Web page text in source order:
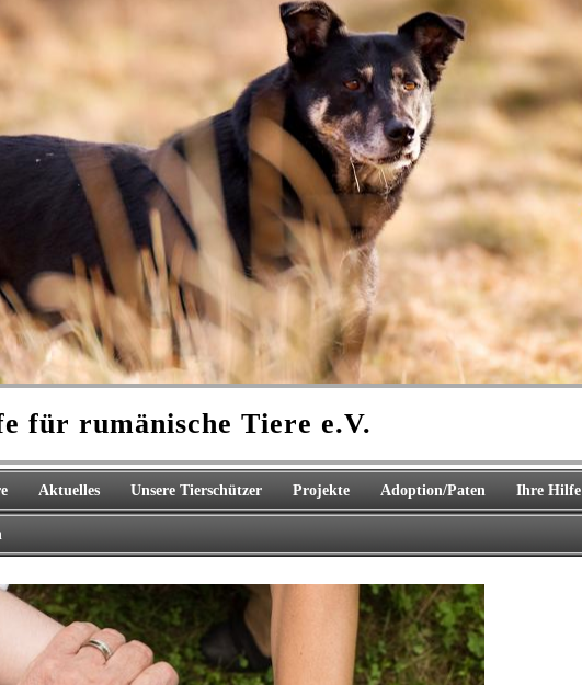
für rumänische Tiere e.V.
Aktuelles Unsere Tierschützer Projekte Adoption/Paten Ihre Hilfe